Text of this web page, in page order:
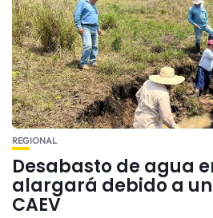
REGIONAL
Desabasto de agua
alargará debido a
CAEV